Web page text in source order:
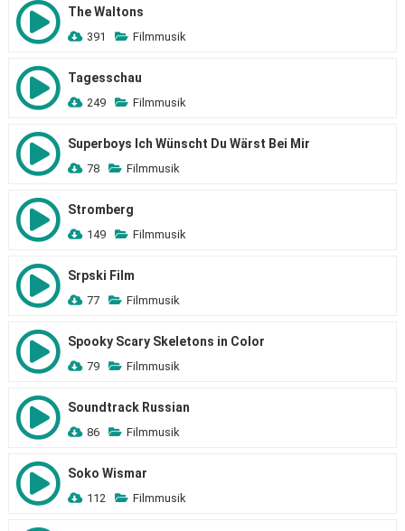
The Waltons
391 Filmmusik
Tagesschau
249 Filmmusik
Superboys Ich Wünscht Du Wärst Bei Mir
78 Filmmusik
Stromberg
149 Filmmusik
Srpski Film
77 Filmmusik
Spooky Scary Skeletons in Color
79 Filmmusik
Soundtrack Russian
86 Filmmusik
Soko Wismar
112 Filmmusik